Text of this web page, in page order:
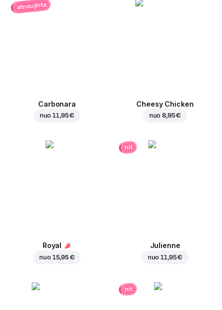
atnaujinta
Carbonara
nuo11,95 €
Cheesy Chicken
nuo8,95 €
Royal
nuo 15,95 €
hit
Julienne
nuo11,95 €
hit